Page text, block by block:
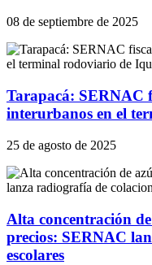
08 de septiembre de 2025
Tarapacá: SERNAC
interurbanos en el
25 de agosto de 2025
Alta concentración
precios: SERNAC
escolares